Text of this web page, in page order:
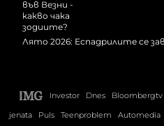
Лято 2026: Еспадрилите се
Investor Dnes Bloombergtv
jenata
Puls Teenproblem Automedia